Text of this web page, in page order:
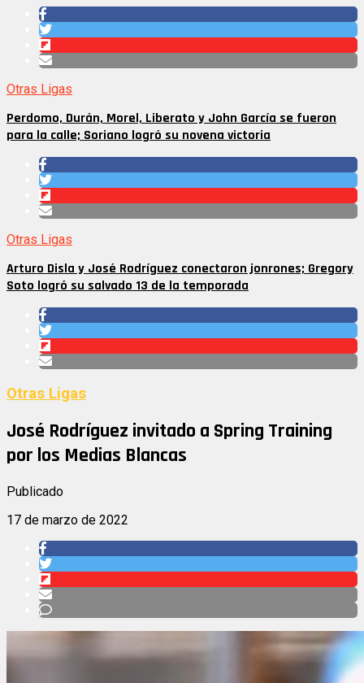
Otras Ligas
Perdomo, Durán, Morel, Liberato y John García se fueron
para la calle; Soriano logró su novena victoria
Otras Ligas
Arturo Disla y José Rodríguez conectaron jonrones; Gregory
Soto logró su salvado 13 de la temporada
Otras Ligas
José Rodríguez invitado a Spring Training
por los Medias Blancas
Publicado
17 de marzo de 2022